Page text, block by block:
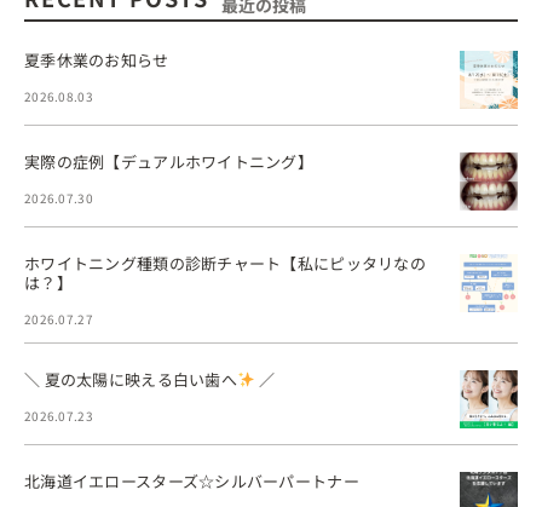
最近の投稿
夏季休業のお知らせ
2026.08.03
実際の症例【デュアルホワイトニング】
2026.07.30
ホワイトニング種類の診断チャート【私にピッタリなの
は？】
2026.07.27
＼ 夏の太陽に映える白い歯へ ／
2026.07.23
北海道イエロースターズ☆シルバーパートナー